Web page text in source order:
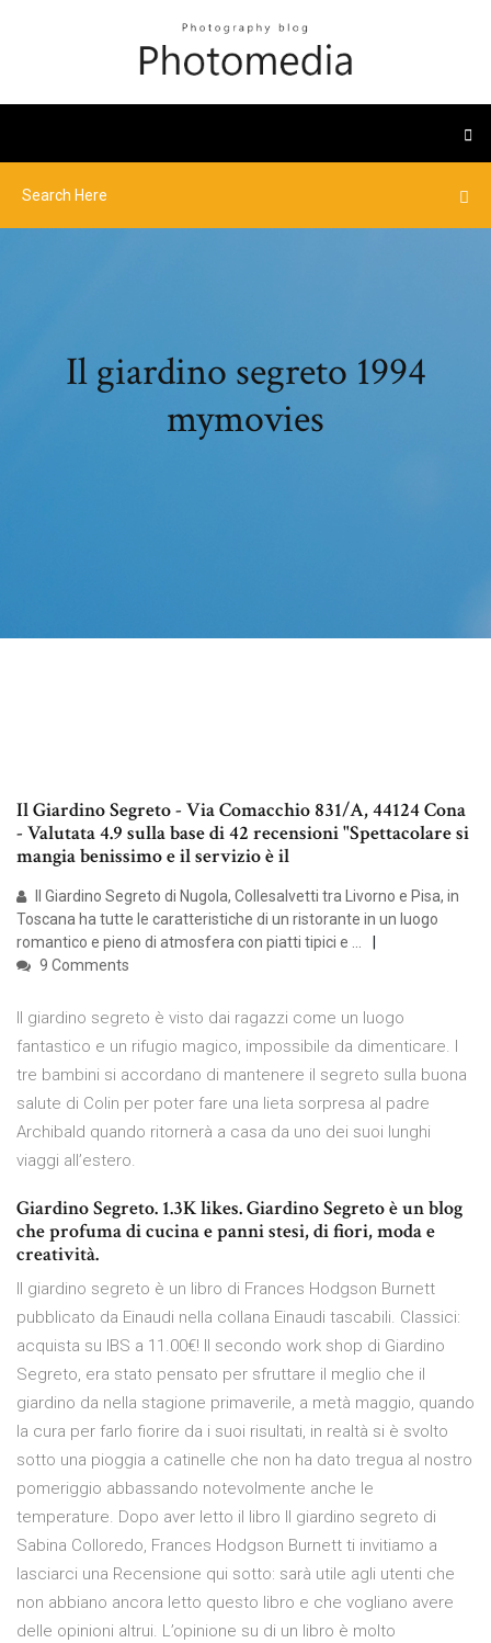
Il giardino segreto 1994
mymovies
Il Giardino Segreto - Via Comacchio 831/A, 44124 Cona
- Valutata 4.9 sulla base di 42 recensioni "Spettacolare si
mangia benissimo e il servizio è il
Il Giardino Segreto di Nugola, Collesalvetti tra Livorno e Pisa, in
Toscana ha tutte le caratteristiche di un ristorante in un luogo
romantico e pieno di atmosfera con piatti tipici e …
9 Comments
Il giardino segreto è visto dai ragazzi come un luogo
fantastico e un rifugio magico, impossibile da dimenticare. I
tre bambini si accordano di mantenere il segreto sulla buona
salute di Colin per poter fare una lieta sorpresa al padre
Archibald quando ritornerà a casa da uno dei suoi lunghi
viaggi all’estero.
Giardino Segreto. 1.3K likes. Giardino Segreto è un blog
che profuma di cucina e panni stesi, di fiori, moda e
creatività.
Il giardino segreto è un libro di Frances Hodgson Burnett
pubblicato da Einaudi nella collana Einaudi tascabili. Classici:
acquista su IBS a 11.00€! Il secondo work shop di Giardino
Segreto, era stato pensato per sfruttare il meglio che il
giardino da nella stagione primaverile, a metà maggio, quando
la cura per farlo fiorire da i suoi risultati, in realtà si è svolto
sotto una pioggia a catinelle che non ha dato tregua al nostro
pomeriggio abbassando notevolmente anche le
temperature. Dopo aver letto il libro Il giardino segreto di
Sabina Colloredo, Frances Hodgson Burnett ti invitiamo a
lasciarci una Recensione qui sotto: sarà utile agli utenti che
non abbiano ancora letto questo libro e che vogliano avere
delle opinioni altrui. L’opinione su di un libro è molto